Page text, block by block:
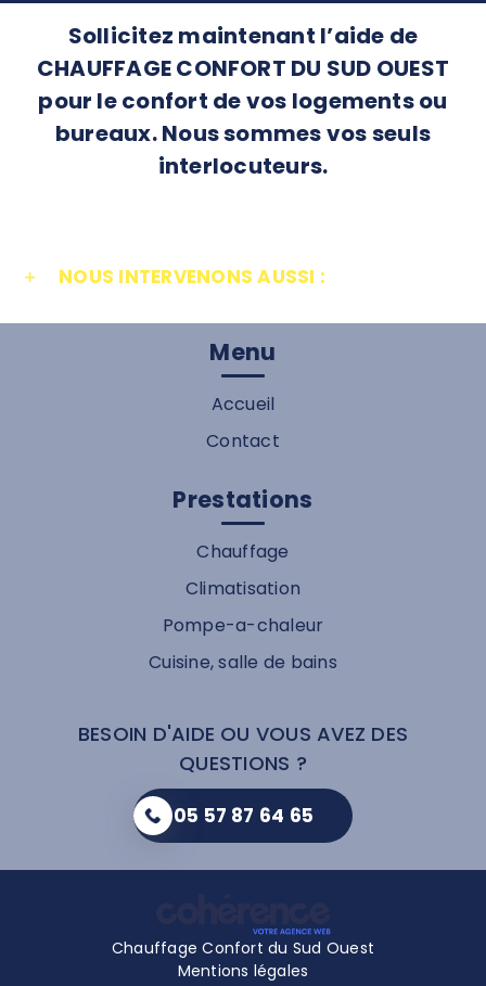
Sollicitez maintenant l’aide de
CHAUFFAGE CONFORT DU SUD OUEST
pour le confort de vos logements ou
bureaux. Nous sommes vos seuls
interlocuteurs.
NOUS INTERVENONS AUSSI :
Menu
Accueil
Contact
Prestations
Chauffage
Climatisation
Pompe-a-chaleur
Cuisine, salle de bains
BESOIN D'AIDE OU VOUS AVEZ DES
QUESTIONS ?
05 57 87 64 65
Chauffage Confort du Sud Ouest
Mentions légales